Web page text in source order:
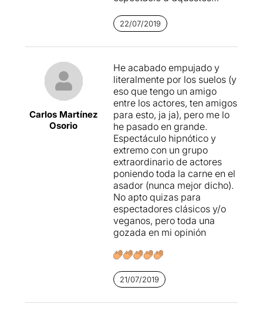
veure en una inauguració
del Grec del 2014, en el
castell de Montjuïc,
nyap i una presa de pèl.
(vegeu aquellaressenya).
Per celebrar aquest
aniversari, aprofitenl'espai
de les Drassanes
(reivindiquem des d'aqui la
utilització futura
d'aquest magnífic espai),
per fer una exposició de
l'evolució d'aquesta
companyia des dels seus
primers moments fins avui
(aquesta exposició està
oberta durant tot el dia de
anuncien la publicació, al
mes de setembre, d'un llibre
que recollirà la història de la
temps amb més d'una hora
22/07/2019
Carlos Martínez
Osorio
He acabado empujado y
literalmente por los suelos (y
eso que tengo un amigo
entre los actores, ten amigos
para esto, ja ja), pero me lo
he pasado en grande.
Espectáculo hipnótico y
extremo con un grupo
extraordinario de actores
poniendo toda la carne en el
asador (nunca mejor dicho).
No apto quizas para
espectadores clásicos y/o
veganos, pero toda una
gozada en mi opinión
21/07/2019